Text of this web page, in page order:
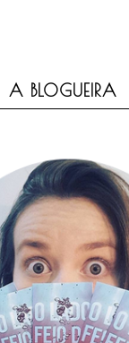
A BLOGUEIRA